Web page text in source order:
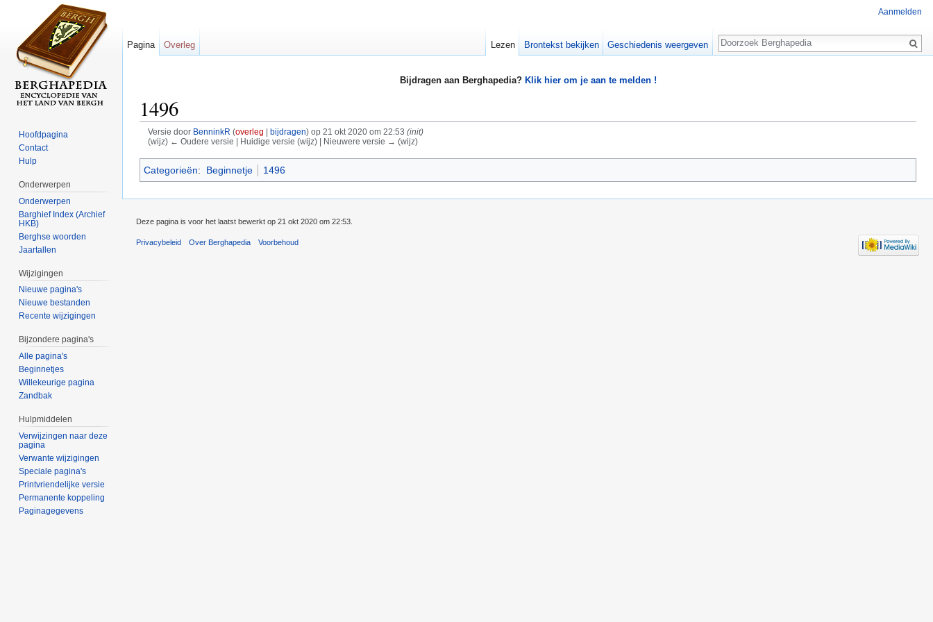
Bijdragen aan Berghapedia? Klik hier om je aan te melden !
1496
Versie door BenninkR (overleg bijdragen)op 21 okt 2020 om 22:53 (init)
(wijz) ← Oudere versie | Huidige versie (wijz) | Nieuwere versie → (wijz)
Categorieën: Beginnetje 1496
Aanmelden
Pagina Overleg Lezen Brontekst bekijken Geschiedenis weergeven
Zoeken
Hoofdpagina
Contact
Hulp
Onderwerpen
Onderwerpen
Barghief Index (Archief
HKB)
Berghse woorden
Jaartallen
Wijzigingen
Nieuwe pagina's
Nieuwe bestanden
Recente wijzigingen
Bijzondere pagina's
Alle pagina's
Beginnetjes
Willekeurige pagina
Zandbak
Hulpmiddelen
Verwijzingen naar deze
pagina
Verwante wijzigingen
Speciale pagina's
Printvriendelijke versie
Permanente koppeling
Paginagegevens
Deze pagina is voor het laatst bewerkt op 21 okt 2020 om 22:53.
Privacybeleid Over Berghapedia Voorbehoud